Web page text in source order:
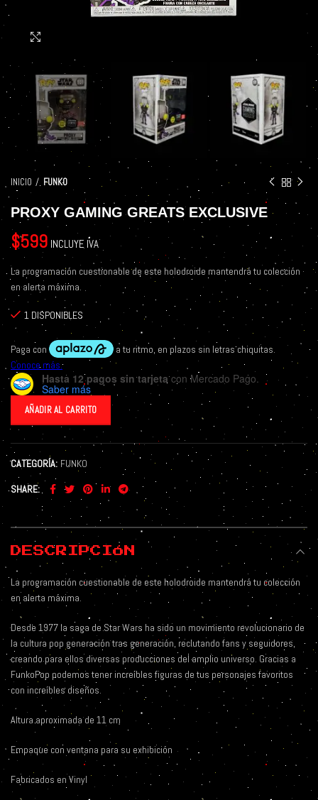
INICIO FUNKO
PROXY GAMING GREATS EXCLUSIVE
$599 INCLUYE IVA
La programación cuestionable de este holodroide mantendrá tu colección
en alerta máxima.
1 DISPONIBLES
Hasta 12 pagos sin tarjetacon Mercado Pago.
Saber más
AÑADIR AL CARRITO
CATEGORÍA: FUNKO
SHARE
DESCRIPCIÓN
La programación cuestionable de este holodroide mantendrá tu colección
en alerta máxima.
Desde 1977 la saga de Star Wars ha sido un movimiento revolucionario de
la cultura pop generación tras generación, reclutando fans y seguidores,
creando para ellos diversas producciones del amplio universo. Gracias a
FunkoPop podemos tener increíbles figuras de tus personajes favoritos
con increíbles diseños.
Altura aproximada de 11 cm
Empaque con ventana para su exhibición
Fabricados en Vinyl